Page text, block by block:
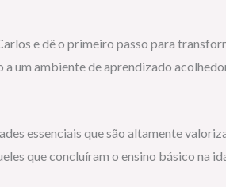
e dê o primeiro passo para
um ambiente de aprendizado
essenciais que são altamente
que concluíram o ensino básico na